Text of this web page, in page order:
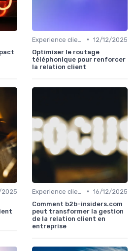
• 12/12/2025
Optimiser le routage
téléphonique pour renforcer
la relation client
2025
• 16/12/2025
Comment b2b-insiders.com
peut transformer la gestion
de la relation client en
entreprise